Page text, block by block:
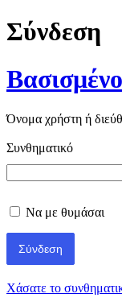
Σύνδεση
Όνομα χρήστη ή
Συνθηματικό
Να με θυμάσαι
Χάσατε το